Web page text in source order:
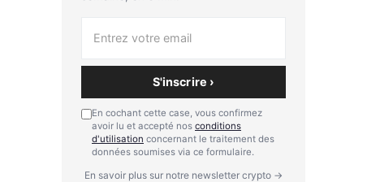
S'inscrire ›
En cochant cette case, vous confirmez
avoir lu et accepté nos conditions
d'utilisation concernant le traitement des
données soumises via ce formulaire.
En savoir plus sur notre newsletter crypto →